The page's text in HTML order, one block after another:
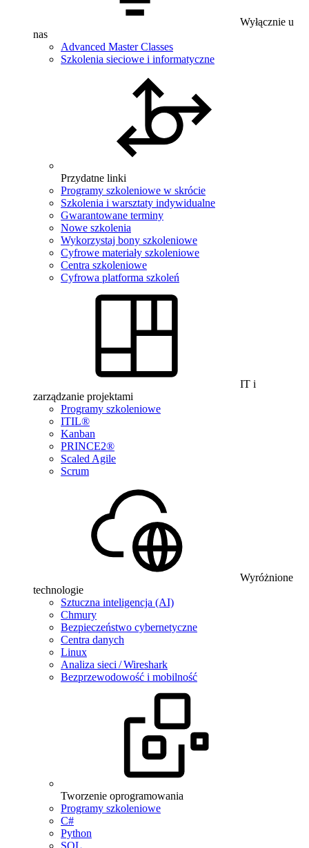
Wyłącznie u
nas
Advanced Master Classes
Szkolenia sieciowe i informatyczne
Przydatne linki
Programy szkoleniowe w skrócie
Szkolenia i warsztaty indywidualne
Gwarantowane terminy
Nowe szkolenia
Wykorzystaj bony szkoleniowe
Cyfrowe materiały szkoleniowe
Centra szkoleniowe
Cyfrowa platforma szkoleń
IT i
zarządzanie projektami
Programy szkoleniowe
ITIL®
Kanban
PRINCE2®
Scaled Agile
Scrum
Wyróżnione
technologie
Sztuczna inteligencja (AI)
Chmury
Bezpieczeństwo cybernetyczne
Centra danych
Linux
Analiza sieci / Wireshark
Bezprzewodowość i mobilność
Tworzenie oprogramowania
Programy szkoleniowe
C#
Python
SQL